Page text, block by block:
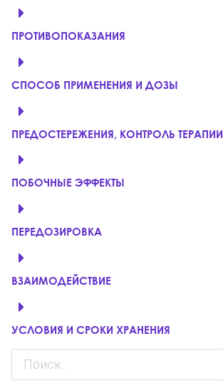
ПРОТИВОПОКАЗАНИЯ
СПОСОБ ПРИМЕНЕНИЯ И ДОЗЫ
ПРЕДОСТЕРЕЖЕНИЯ, КОНТРОЛЬ ТЕРАПИИ
ПОБОЧНЫЕ ЭФФЕКТЫ
ПЕРЕДОЗИРОВКА
ВЗАИМОДЕЙСТВИЕ
УСЛОВИЯ И СРОКИ ХРАНЕНИЯ